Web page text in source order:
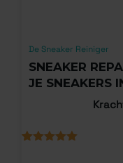
De Sneaker Reiniger
SNEAKER
JE SNEAKERS